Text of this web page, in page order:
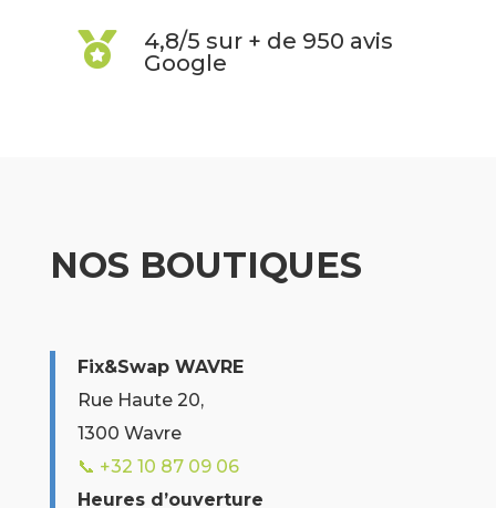

4,8/5 sur + de 950 avis
Google
NOS BOUTIQUES
Fix&Swap WAVRE
Rue Haute 20,
1300 Wavre
📞 +32 10 87 09 06
Heures d’ouverture